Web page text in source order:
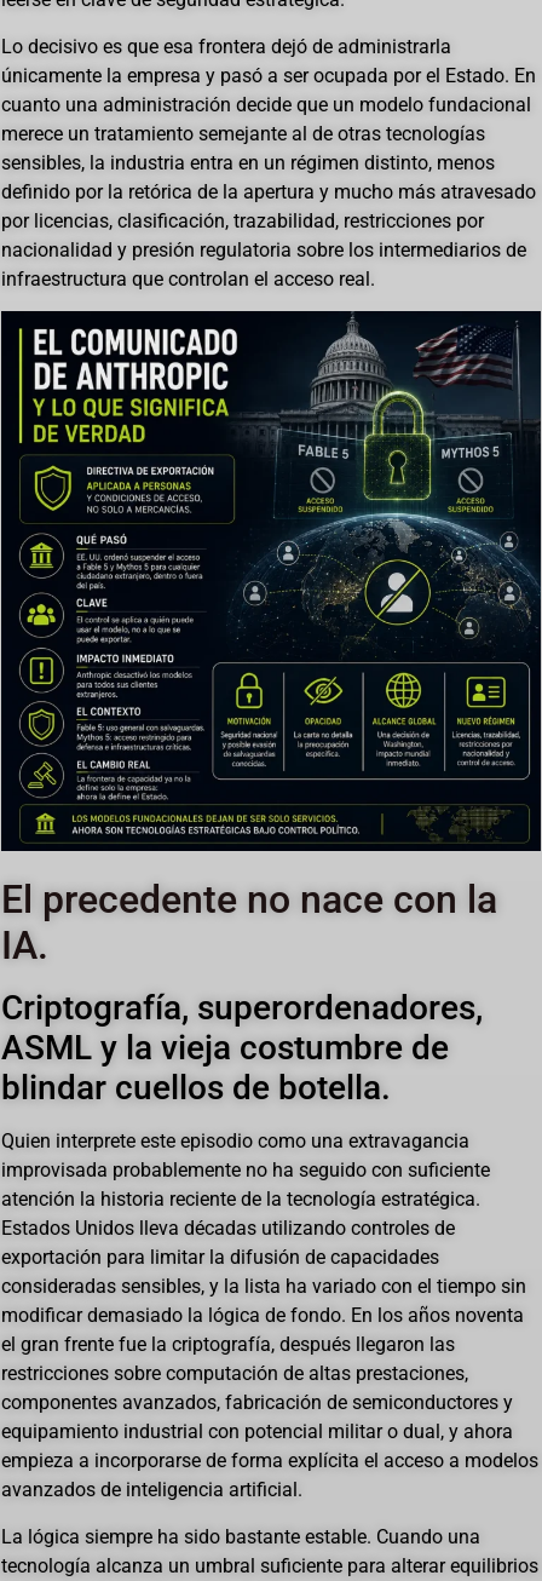
Lo decisivo es que esa frontera dejó de administrarla
únicamente la empresa y pasó a ser ocupada por el Estado. En
cuanto una administración decide que un modelo fundacional
merece un tratamiento semejante al de otras tecnologías
sensibles, la industria entra en un régimen distinto, menos
definido por la retórica de la apertura y mucho más atravesado
por licencias, clasificación, trazabilidad, restricciones por
nacionalidad y presión regulatoria sobre los intermediarios de
infraestructura que controlan el acceso real.
El precedente no nace con la
IA.
Criptografía, superordenadores,
ASML y la vieja costumbre de
blindar cuellos de botella.
Quien interprete este episodio como una extravagancia
improvisada probablemente no ha seguido con suficiente
atención la historia reciente de la tecnología estratégica.
Estados Unidos lleva décadas utilizando controles de
exportación para limitar la difusión de capacidades
consideradas sensibles, y la lista ha variado con el tiempo sin
modificar demasiado la lógica de fondo. En los años noventa
el gran frente fue la criptografía, después llegaron las
restricciones sobre computación de altas prestaciones,
componentes avanzados, fabricación de semiconductores y
equipamiento industrial con potencial militar o dual, y ahora
empieza a incorporarse de forma explícita el acceso a modelos
avanzados de inteligencia artificial.
La lógica siempre ha sido bastante estable. Cuando una
tecnología alcanza un umbral suficiente para alterar equilibrios